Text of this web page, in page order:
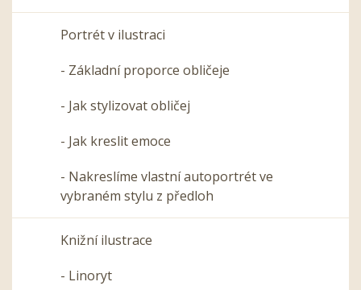
Portrét v ilustraci
- Základní proporce obličeje
- Jak stylizovat obličej
- Jak kreslit emoce
- Nakreslíme vlastní autoportrét ve
vybraném stylu z předloh
Knižní ilustrace
- Linoryt